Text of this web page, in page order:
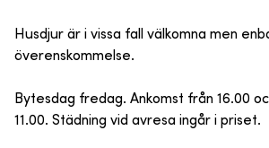
Husdjur är i vissa fall välkomna men
överenskommelse.
Bytesdag fredag. Ankomst från 16.00
11.00. Städning vid avresa ingår i priset.